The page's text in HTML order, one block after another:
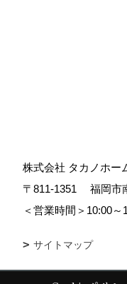
株式会社 タカノホー
〒811-1351
福岡市
＜営業時間＞10:00
サイトマップ